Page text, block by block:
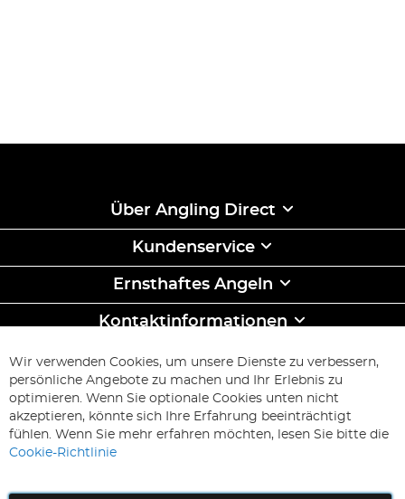
Über Angling Direct
Kundenservice
Ernsthaftes Angeln
Kontaktinformationen
ABONNIEREN & SPAREN
Melden
Sie
unseren
Newsletter
Abonnieren
Wir verwenden Cookies, um unsere Dienste zu verbessern,
persönliche Angebote zu machen und Ihr Erlebnis zu
optimieren. Wenn Sie optionale Cookies unten nicht
akzeptieren, könnte sich Ihre Erfahrung beeinträchtigt
fühlen. Wenn Sie mehr erfahren möchten, lesen Sie bitte die
Cookie-Richtlinie